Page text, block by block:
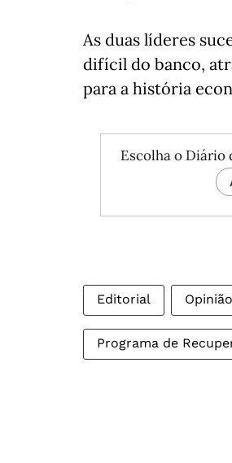
As duas líderes
difícil do banco,
para a história
Escolha o Diário
Editorial Opinião
Programa de